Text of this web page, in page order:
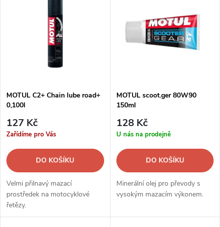
p
r
o
d
u
s
p
r
o
d
u
MOTUL C2+ Chain lube road+
0,100l
127 Kč
Zařídíme pro Vás
DO KOŠÍKU
Velmi přilnavý mazací
prostředek na motocyklové
řetězy.
MOTUL scoot.ger 80W90
150ml
128 Kč
U nás na prodejně
DO KOŠÍKU
Minerální olej pro převody s
vysokým mazacím výkonem.